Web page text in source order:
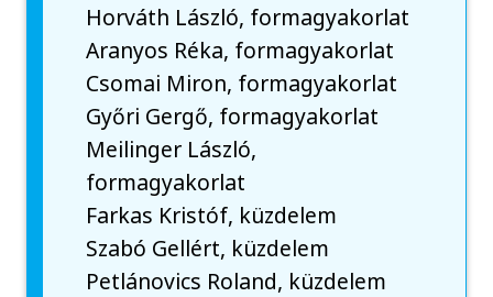
Horváth László, formagyakorlat
Aranyos Réka, formagyakorlat
Csomai Miron, formagyakorlat
Győri Gergő, formagyakorlat
Meilinger László,
formagyakorlat
Farkas Kristóf, küzdelem
Szabó Gellért, küzdelem
Petlánovics Roland, küzdelem